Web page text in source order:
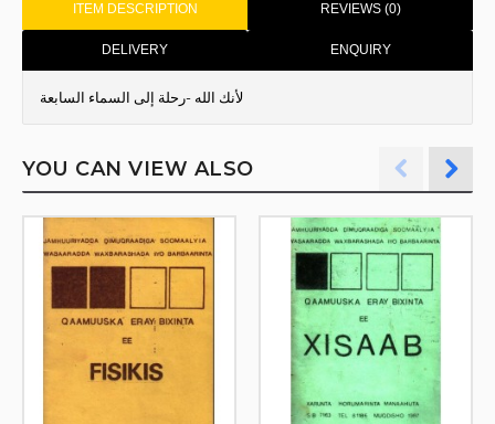
ITEM DESCRIPTION REVIEWS (0)
DELIVERY ENQUIRY
لأنك الله -رحلة إلى السماء السابعة
YOU CAN VIEW ALSO